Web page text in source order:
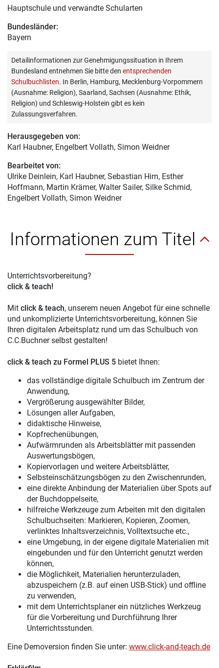
Hauptschule und verwandte Schularten
Bundesländer:
Bayern
Detailinformationen zur Genehmigungssituation in Ihrem
Bundesland entnehmen Sie bitte den entsprechenden
Schulbuchlisten. In Berlin, Hamburg, Mecklenburg-Vorpommern
(Ausnahme: Religion), Saarland, Sachsen (Ausnahme: Ethik,
Religion) und Schleswig-Holstein gibt es kein
Zulassungsverfahren.
Herausgegeben von:
Karl Haubner, Engelbert Vollath, Simon Weidner
Bearbeitet von:
Ulrike Deinlein, Karl Haubner, Sebastian Hirn, Esther
Hoffmann, Martin Krämer, Walter Sailer, Silke Schmid,
Engelbert Vollath, Simon Weidner
Informationen zum Titel
Unterrichtsvorbereitung?
click & teach!
Mit click & teach, unserem neuen Angebot für eine schnelle
und unkomplizierte Unterrichtsvorbereitung, können Sie
Ihren digitalen Arbeitsplatz rund um das Schulbuch von
C.C.Buchner selbst gestalten!
click & teach zu Formel PLUS 5 bietet Ihnen:
das vollständige digitale Schulbuch im Zentrum der
Anwendung,
Vergrößerung ausgewählter Bilder,
Lösungen aller Aufgaben,
didaktische Hinweise,
Kopfrechenübungen,
Aufwärmrunden als Arbeitsblätter mit passenden
Auswertungsbögen,
Kopiervorlagen und weitere Arbeitsblätter,
Selbsteinschätzungsbögen zu den Zwischenrunden,
eine direkte Anbindung der Materialien über Spots auf
der Buchdoppelseite,
hilfreiche Werkzeuge zum Arbeiten mit den digitalen
Schulbuchseiten: Markieren, Kopieren, Zoomen,
verlinktes Inhaltsverzeichnis, Volltextsuche etc.,
eine Umgebung, in der eigene digitale Materialien mit
eingebunden und für den Unterricht genutzt werden
können,
die Möglichkeit, Materialien herunterzuladen,
abzuspeichern (z.B. auf einen USB-Stick) und offline
zu verwenden,
mit dem Unterrichtsplaner ein nützliches Werkzeug
für die Vorbereitung und Durchführung Ihrer
Unterrichtsstunden.
Eine Demoversion finden Sie unter: www.click-and-teach.de